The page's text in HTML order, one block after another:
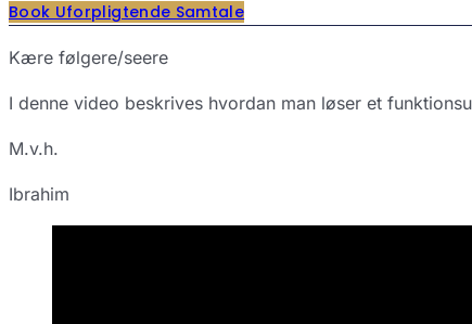
Book Uforpligtende Samtale
Kære følgere/seere
I denne video beskrives hvordan man løser et
M.v.h.
Ibrahim